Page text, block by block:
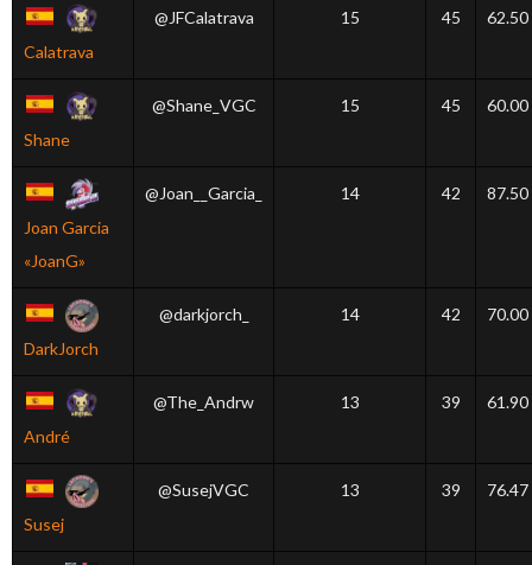
Calatrava
@JFCalatrava 15 45 62.50
Shane
@Shane_VGC 15 45 60.00
Joan Garcia
«JoanG»
@Joan__Garcia_ 14 42 87.50
DarkJorch
@darkjorch_ 14 42 70.00
André
@The_Andrw 13 39 61.90
Susej
@SusejVGC 13 39 76.47